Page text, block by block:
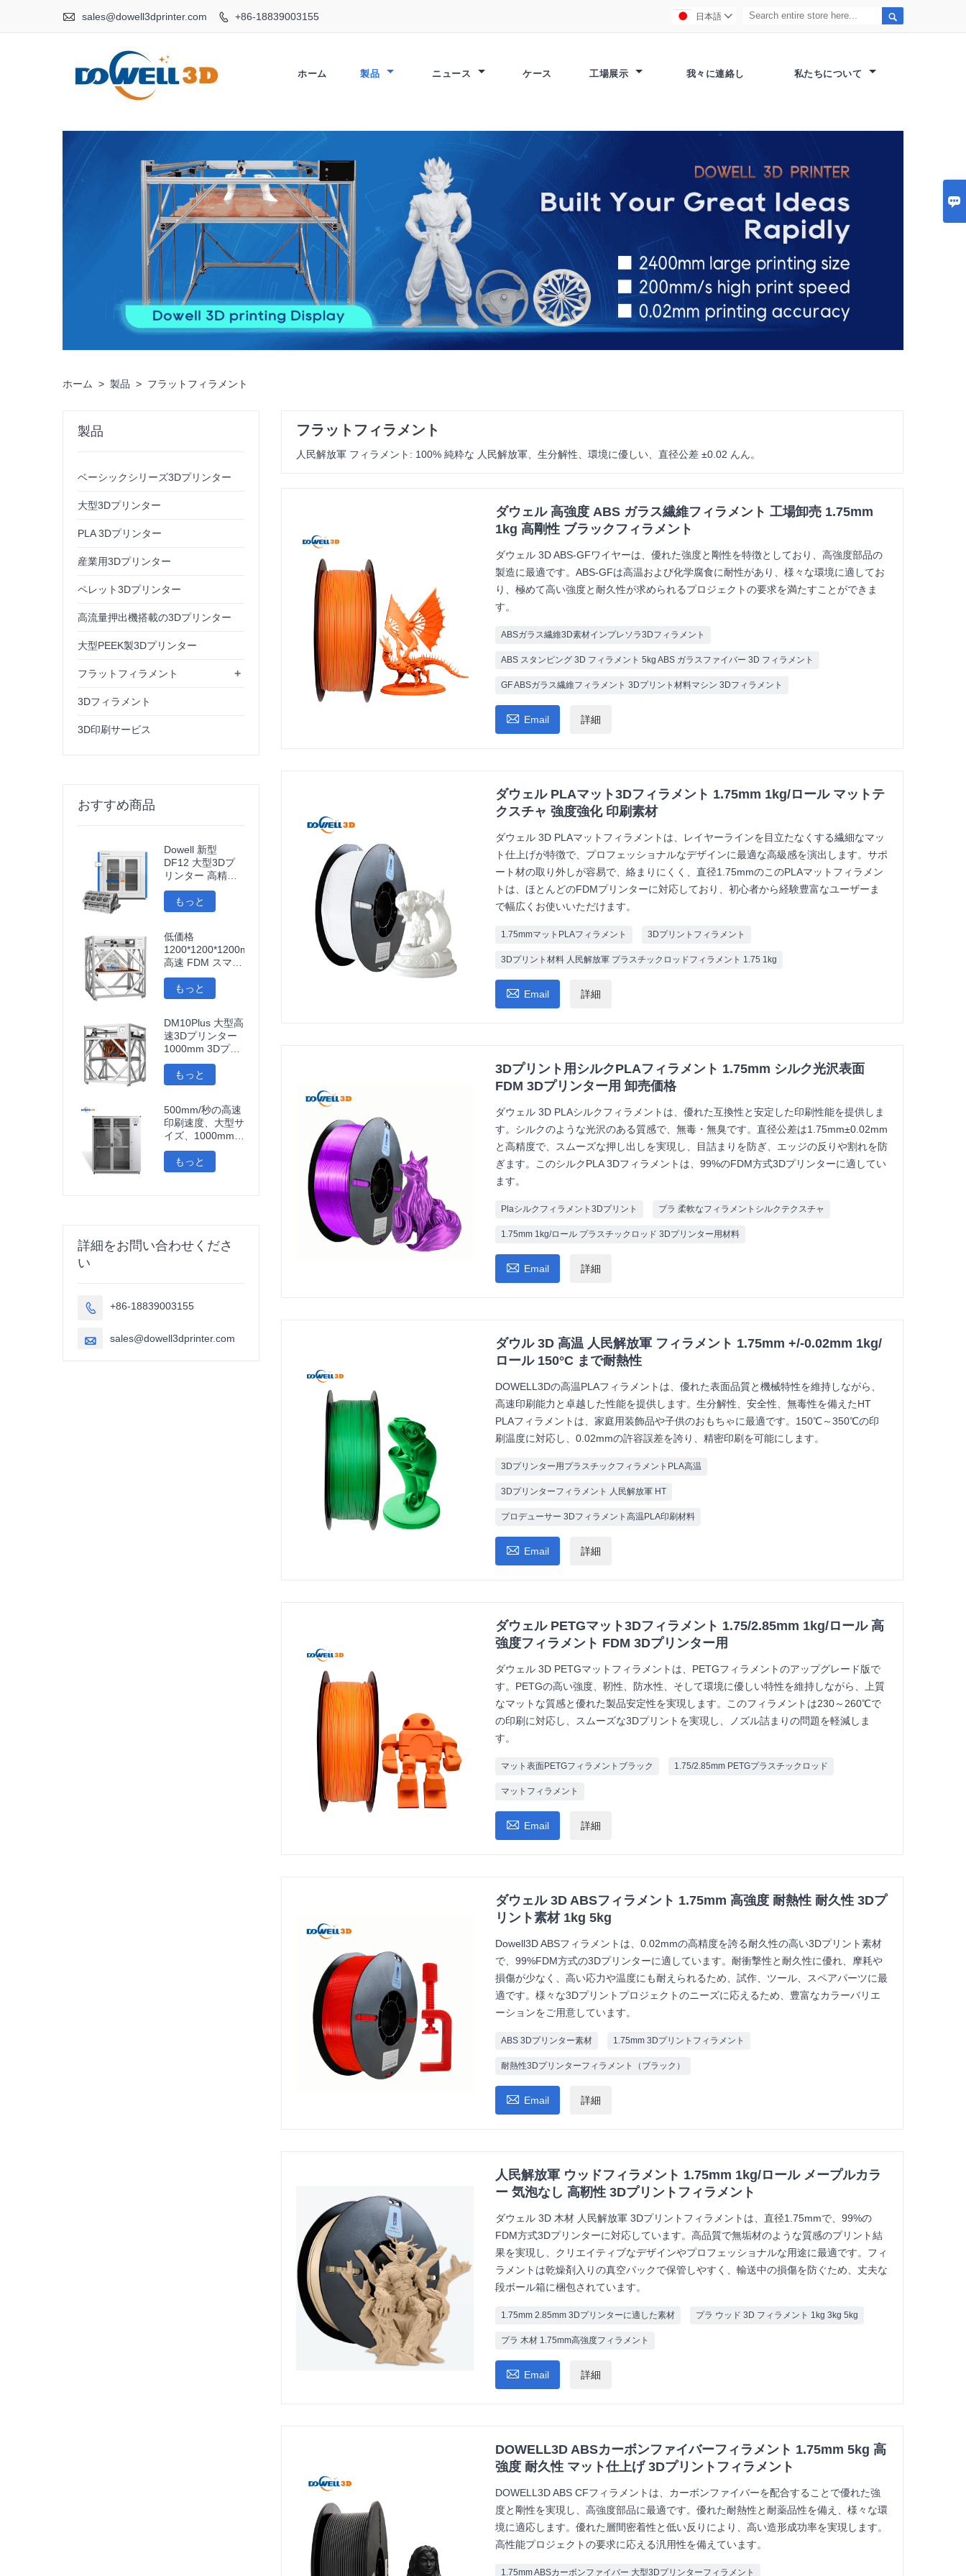

 sales@dowell3dprinter.com  +86-18839003155 
日本語 
ホーム 製品 ニュース ケース 工場展示 我々に連絡し 私たちについて
ホーム > 製品 > フラットフィラメント
フラットフィラメント
人民解放軍 フィラメント: 100% 純粋な 人民解放軍、生分解性、環境に優しい、直径公差 ±0.02 んん。
ダウェル 高強度 ABS ガラス繊維フィラメント 工場卸売 1.75mm
1kg 高剛性 ブラックフィラメント
ダウェル 3D ABS-GFワイヤーは、優れた強度と剛性を特徴としており、高強度部品の
製造に最適です。ABS-GFは高温および化学腐食に耐性があり、様々な環境に適してお
り、極めて高い強度と耐久性が求められるプロジェクトの要求を満たすことができま
す。
ABSガラス繊維3D素材インプレソラ3Dフィラメント
ABS スタンピング 3D フィラメント 5kg ABS ガラスファイバー 3D フィラメント
GF ABSガラス繊維フィラメント 3Dプリント材料マシン 3Dフィラメント
 Email 詳細
ダウェル PLAマット3Dフィラメント 1.75mm 1kg/ロール マットテ
クスチャ 強度強化 印刷素材
ダウェル 3D PLAマットフィラメントは、レイヤーラインを目立たなくする繊細なマッ
ト仕上げが特徴で、プロフェッショナルなデザインに最適な高級感を演出します。サポ
ート材の取り外しが容易で、絡まりにくく、直径1.75mmのこのPLAマットフィラメン
トは、ほとんどのFDMプリンターに対応しており、初心者から経験豊富なユーザーま
で幅広くお使いいただけます。
1.75mmマットPLAフィラメント 3Dプリントフィラメント
3Dプリント材料 人民解放軍 プラスチックロッドフィラメント 1.75 1kg
 Email 詳細
3Dプリント用シルクPLAフィラメント 1.75mm シルク光沢表面
FDM 3Dプリンター用 卸売価格
ダウェル 3D PLAシルクフィラメントは、優れた互換性と安定した印刷性能を提供しま
す。シルクのような光沢のある質感で、無毒・無臭です。直径公差は1.75mm±0.02mm
と高精度で、スムーズな押し出しを実現し、目詰まりを防ぎ、エッジの反りや割れを防
ぎます。このシルクPLA 3Dフィラメントは、99%のFDM方式3Dプリンターに適してい
ます。
Plaシルクフィラメント3Dプリント プラ 柔軟なフィラメントシルクテクスチャ
1.75mm 1kg/ロール プラスチックロッド 3Dプリンター用材料
 Email 詳細
ダウル 3D 高温 人民解放軍 フィラメント 1.75mm +/-0.02mm 1kg/
ロール 150°C まで耐熱性
DOWELL3Dの高温PLAフィラメントは、優れた表面品質と機械特性を維持しながら、
高速印刷能力と卓越した性能を提供します。生分解性、安全性、無毒性を備えたHT
PLAフィラメントは、家庭用装飾品や子供のおもちゃに最適です。150℃～350℃の印
刷温度に対応し、0.02mmの許容誤差を誇り、精密印刷を可能にします。
3Dプリンター用プラスチックフィラメントPLA高温
3Dプリンターフィラメント 人民解放軍 HT
プロデューサー 3Dフィラメント高温PLA印刷材料
 Email 詳細
ダウェル PETGマット3Dフィラメント 1.75/2.85mm 1kg/ロール 高
強度フィラメント FDM 3Dプリンター用
ダウェル 3D PETGマットフィラメントは、PETGフィラメントのアップグレード版で
す。PETGの高い強度、靭性、防水性、そして環境に優しい特性を維持しながら、上質
なマットな質感と優れた製品安定性を実現します。このフィラメントは230～260℃で
の印刷に対応し、スムーズな3Dプリントを実現し、ノズル詰まりの問題を軽減しま
す。
マット表面PETGフィラメントブラック 1.75/2.85mm PETGプラスチックロッド
マットフィラメント
 Email 詳細
ダウェル 3D ABSフィラメント 1.75mm 高強度 耐熱性 耐久性 3Dプ
リント素材 1kg 5kg
Dowell3D ABSフィラメントは、0.02mmの高精度を誇る耐久性の高い3Dプリント素材
で、99%FDM方式の3Dプリンターに適しています。耐衝撃性と耐久性に優れ、摩耗や
損傷が少なく、高い応力や温度にも耐えられるため、試作、ツール、スペアパーツに最
適です。様々な3Dプリントプロジェクトのニーズに応えるため、豊富なカラーバリエ
ーションをご用意しています。
ABS 3Dプリンター素材 1.75mm 3Dプリントフィラメント
耐熱性3Dプリンターフィラメント（ブラック）
 Email 詳細
人民解放軍 ウッドフィラメント 1.75mm 1kg/ロール メープルカラ
ー 気泡なし 高靭性 3Dプリントフィラメント
ダウェル 3D 木材 人民解放軍 3Dプリントフィラメントは、直径1.75mmで、99%の
FDM方式3Dプリンターに対応しています。高品質で無垢材のような質感のプリント結
果を実現し、クリエイティブなデザインやプロフェッショナルな用途に最適です。フィ
ラメントは乾燥剤入りの真空パックで保管しやすく、輸送中の損傷を防ぐため、丈夫な
段ボール箱に梱包されています。
1.75mm 2.85mm 3Dプリンターに適した素材 プラ ウッド 3D フィラメント 1kg 3kg 5kg
プラ 木材 1.75mm高強度フィラメント
 Email 詳細
DOWELL3D ABSカーボンファイバーフィラメント 1.75mm 5kg 高
強度 耐久性 マット仕上げ 3Dプリントフィラメント
DOWELL3D ABS CFフィラメントは、カーボンファイバーを配合することで優れた強
度と剛性を実現し、高強度部品に最適です。優れた耐熱性と耐薬品性を備え、様々な環
境に適応します。優れた層間密着性と低い反りにより、高い造形成功率を実現します。
高性能プロジェクトの要求に応える汎用性を備えています。
1.75mm ABSカーボンファイバー 大型3Dプリンターフィラメント
製品
ベーシックシリーズ3Dプリンター
大型3Dプリンター
PLA 3Dプリンター
産業用3Dプリンター
ペレット3Dプリンター
高流量押出機搭載の3Dプリンター
大型PEEK製3Dプリンター
+
フラットフィラメント
3Dフィラメント
3D印刷サービス
おすすめ商品
Dowell 新型
DF12 大型3Dプ
リンター 高精度
3Dプリンター 産
業用モデルプリン
ター
もっと
低価格
1200*1200*1200mm
高速 FDM スマー
ト 3D プリンター
ウィ-フィ 接続 高
速 3D 印刷機
もっと
DM10Plus 大型高
速3Dプリンター
1000mm 3Dプリ
ンター
もっと
500mm/秒の高速
印刷速度、大型サ
イズ、1000mm大
判カーボンファイ
バーPLA 3Dプリ
ンター、彫刻、自
もっと
詳細をお問い合わせくださ
い
 +86-18839003155
 sales@dowell3dprinter.com